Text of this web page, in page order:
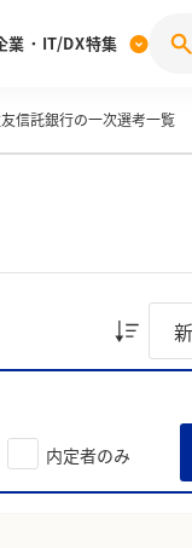
考体験記投稿キャンペ
業・IT/DX特集
信託銀行の一次選考一覧
内定者のみ